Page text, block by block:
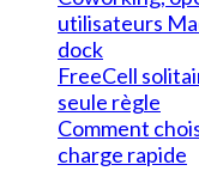
utilisateurs
dock
FreeCell
seule règle
Comment
charge rapide